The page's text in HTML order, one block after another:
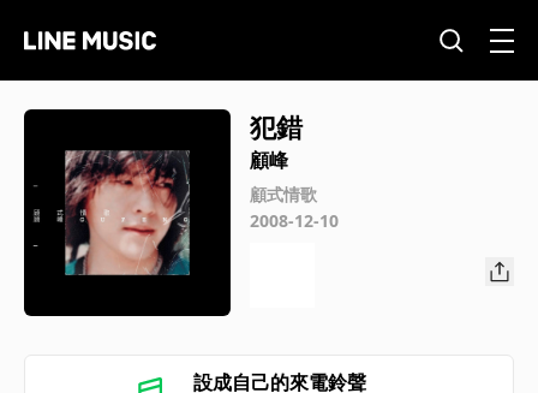
犯錯
顧峰
顧式情歌
2008-12-10
設成自己的來電鈴聲